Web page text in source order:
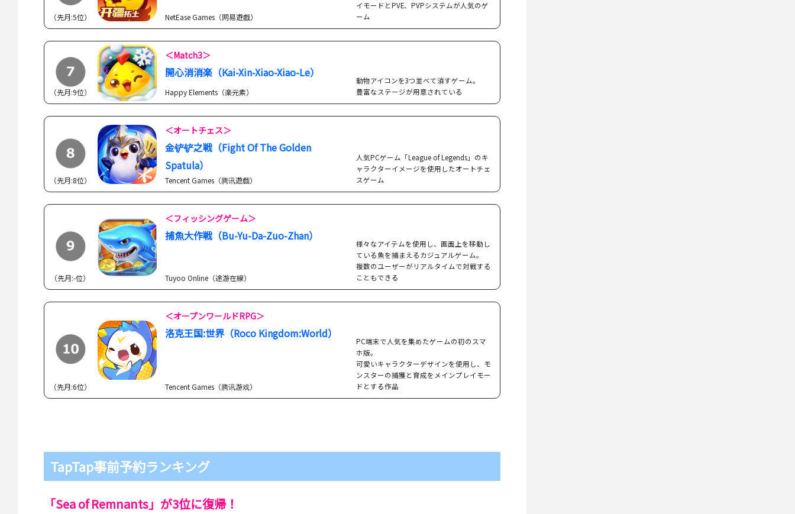
（先月:5位） NetEase Games（网易遊戯）
イモードとPVE、PVPシステムが人気のゲ
ーム
（先月:9位）
＜Match3＞
開心消消楽（Kai-Xin-Xiao-Xiao-Le）
Happy Elements（楽元素）
動物アイコンを3つ並べて消すゲーム。
豊富なステージが用意されている
（先月:8位）
＜オートチェス＞
金铲铲之戦（Fight Of The Golden
Spatula）
Tencent Games（腾讯遊戯）
人気PCゲーム「League of Legends」のキ
ャラクターイメージを使用したオートチェ
スゲーム
（先月:-位）
＜フィッシングゲーム＞
捕魚大作戦（Bu-Yu-Da-Zuo-Zhan）
Tuyoo Online（途游在線）
様々なアイテムを使用し、画面上を移動し
ている魚を捕まえるカジュアルゲーム。
複数のユーザーがリアルタイムで対戦する
こともできる
（先月:6位）
＜オープンワールドRPG＞
洛克王国:世界（Roco Kingdom:World）
Tencent Games（腾讯游戏）
PC端末で人気を集めたゲームの初のスマ
ホ版。
可愛いキャラクターデザインを使用し、モ
ンスターの捕獲と育成をメインプレイモー
ドとする作品
TapTap事前予約ランキング
「Sea of Remnants」が3位に復帰！